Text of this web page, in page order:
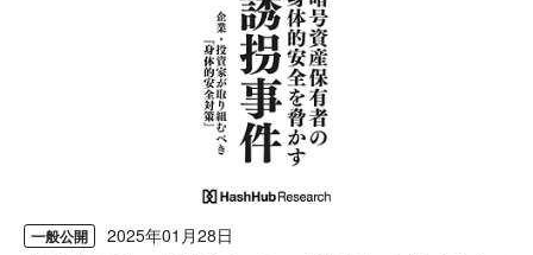
一般公開
2025年01月28日